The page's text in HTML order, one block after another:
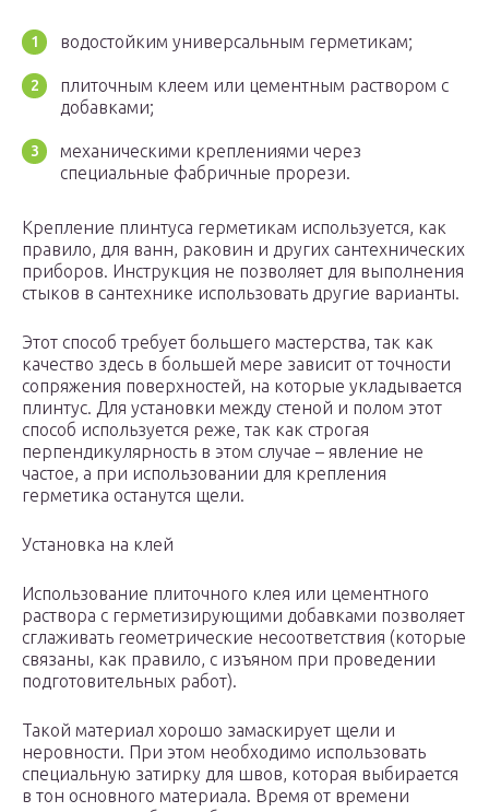
водостойким универсальным герметикам;
плиточным клеем или цементным раствором с
добавками;
механическими креплениями через
специальные фабричные прорези.
Крепление плинтуса герметикам используется, как
правило, для ванн, раковин и других сантехнических
приборов. Инструкция не позволяет для выполнения
стыков в сантехнике использовать другие варианты.
Этот способ требует большего мастерства, так как
качество здесь в большей мере зависит от точности
сопряжения поверхностей, на которые укладывается
плинтус. Для установки между стеной и полом этот
способ используется реже, так как строгая
перпендикулярность в этом случае – явление не
частое, а при использовании для крепления
герметика останутся щели.
Установка на клей
Использование плиточного клея или цементного
раствора с герметизирующими добавками позволяет
сглаживать геометрические несоответствия (которые
связаны, как правило, с изъяном при проведении
подготовительных работ).
Такой материал хорошо замаскирует щели и
неровности. При этом необходимо использовать
специальную затирку для швов, которая выбирается
в тон основного материала. Время от времени